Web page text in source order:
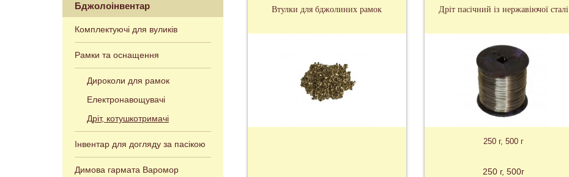
Бджолоінвентар
Комплектуючі для вуликів
Рамки та оснащення
Дироколи для рамок
Електронавощувачі
Дріт, котушкотримачі
Інвентар для догляду за пасікою
Димова гармата Варомор
Втулки для бджолиних рамок Дріт пасічний із нержавіючої сталі
250 г, 500 г
250 г 500г